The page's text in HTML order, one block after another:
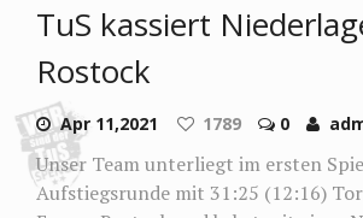
TuS kassiert
Rostock
Apr 11,2021 1789 0
Unser Team unterliegt im ersten
Aufstiegsrunde mit 31:25 (12:16)